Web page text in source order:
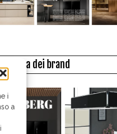
i
a
dei brand